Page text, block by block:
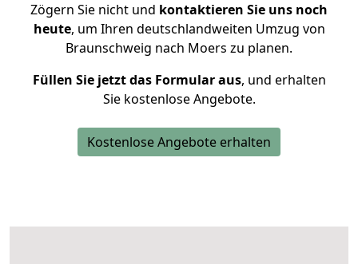
Zögern Sie nicht und kontaktieren Sie uns noch
heute, um Ihren deutschlandweiten Umzug von
Braunschweig nach Moers zu planen.
Füllen Sie jetzt das Formular aus, und erhalten
Sie kostenlose Angebote.
Kostenlose Angebote erhalten